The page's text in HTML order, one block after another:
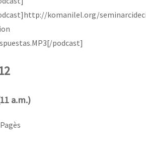
komanilel.org/
podcast]
a.m.)